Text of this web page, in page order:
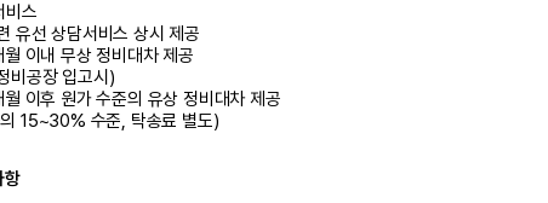
비스
유선 상담서비스 상시 제공
이내 무상 정비대차 제공
비공장 입고시)
이후 원가 수준의 유상 정비대차 제공
15~30% 수준, 탁송료 별도)
항